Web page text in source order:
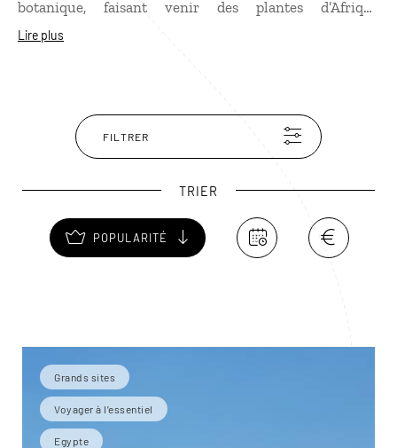
botanique, faisant venir des plantes d’Afrique
équatoriale et d’Asie. Accessible en felouque, l’île
Lire plus
FILTRER
TRIER
POPULARITÉ
Grands sites
Voyager à l’essentiel
Egypte